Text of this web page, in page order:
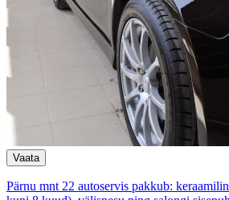
Pärnu mnt 22 autoservis pakkub: